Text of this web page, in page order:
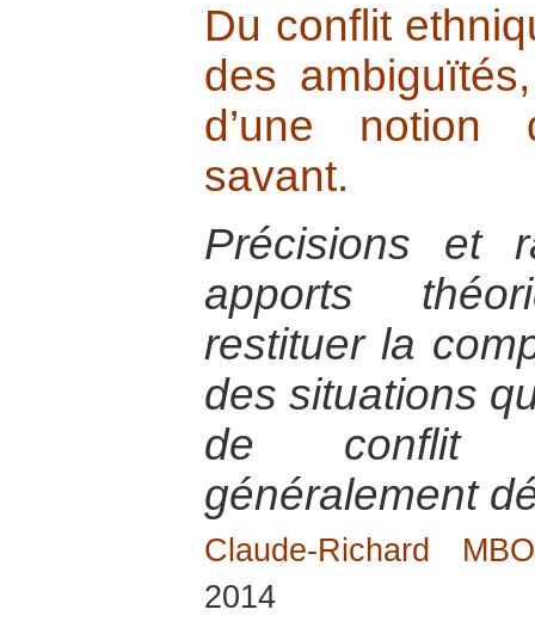
Du conflit
des
d’une notion
savant.
Précisions et
apports
restituer la
des situations
de conflit
généralement
Claude-Richard
2014